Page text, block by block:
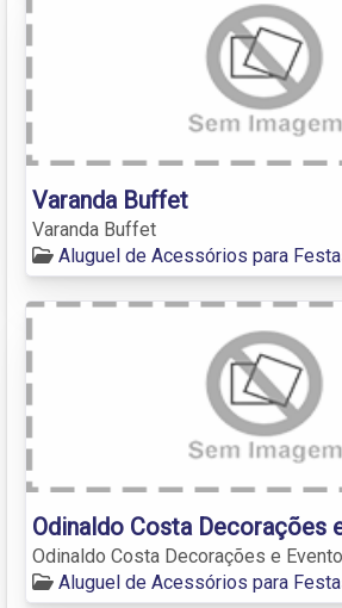
Varanda Buffet
Varanda Buffet
Aluguel de Acessórios para
Odinaldo Costa Decorações
Odinaldo Costa Decorações e
Aluguel de Acessórios para